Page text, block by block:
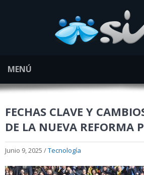
MENÚ
FECHAS CLAVE Y
DE LA NUEVA REFORMA
Junio 9, 2025 /Tecnología